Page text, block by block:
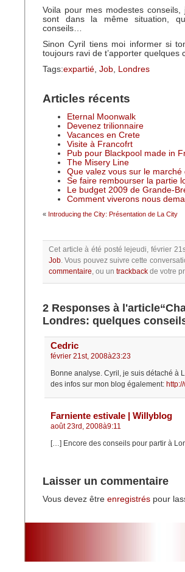
Voila pour mes modestes
sont dans la même situation,
conseils…
Sinon Cyril tiens moi informer si
toujours ravi de t’apporter quelques
Tags:expartié, Job, Londres
Articles récents
Eternal Moonwalk
Devenez trilionnaire
Vacances en Crete
Visite à Francofrt
Pub pour Blackpool made in
The Misery Line
Que valez vous sur le marché
Se faire rembourser la partie
Le budget 2009 de Grande-
Comment viverons nous
« Introducing the City: Présentation de La City
Cet article à été posté lejeudi, février
Job.Vous pouvez suivre cette
commentaire, ou un trackback de votre
2 Responses à
Londres: quelques
Cedric
février 21st, 2008à23:23
Bonne analyse. Cyril, je suis détaché à
des infos sur mon blog également:
Farniente estivale | Willyblog
août 23rd, 2008à9:11
[…] Encore des conseils pour partir à
Laisser un commentaire
Vous devez être enregistrés pour